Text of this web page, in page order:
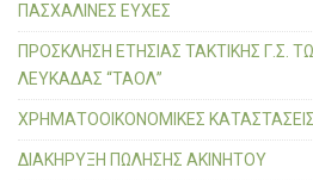
ΠΑΣΧΑΛΙΝΕΣ ΕΥΧΕΣ
ΠΡΟΣΚΛΗΣΗ ΕΤΗΣΙΑΣ ΤΑΚΤΙΚΗΣ Γ.Σ.
ΛΕΥΚΑΔΑΣ “ΤΑΟΛ”
ΧΡΗΜΑΤΟΟΙΚΟΝΟΜΙΚΕΣ
ΔΙΑΚΗΡΥΞΗ ΠΩΛΗΣΗΣ ΑΚΙΝΗΤΟΥ